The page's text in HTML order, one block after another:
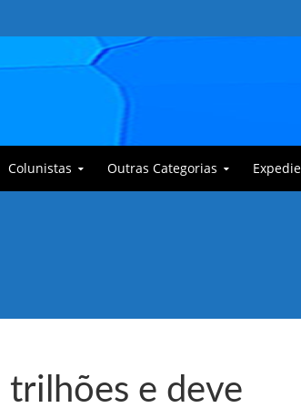
Colunistas Outras Categorias
trilhões e deve